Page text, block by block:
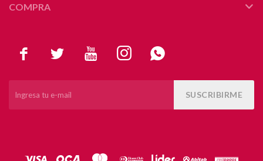
    
SUSCRIBIRME
COMPRA